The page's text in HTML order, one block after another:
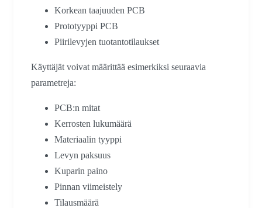
Korkean taajuuden PCB
Prototyyppi PCB
Piirilevyjen tuotantotilaukset
Käyttäjät voivat määrittää esimerkiksi seuraavia
parametreja:
PCB:n mitat
Kerrosten lukumäärä
Materiaalin tyyppi
Levyn paksuus
Kuparin paino
Pinnan viimeistely
Tilausmäärä